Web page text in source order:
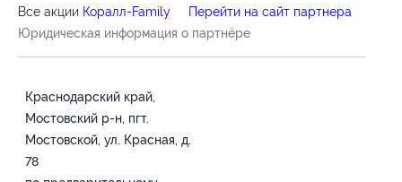
Все акции Коралл-Family
Перейти на сайт партнера
Юридическая информация о партнёре
Краснодарский край,
Мостовский р-н, пгт.
Мостовской, ул. Красная, д.
78